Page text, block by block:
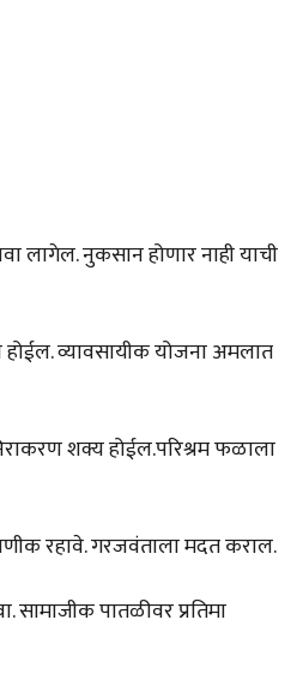
लागेल. नुकसान होणार नाही याची
व्यावसायीक योजना अमलात
शक्य होईल.परिश्रम फळाला
रहावे. गरजवंताला मदत कराल.
सामाजीक पातळीवर प्रतिमा